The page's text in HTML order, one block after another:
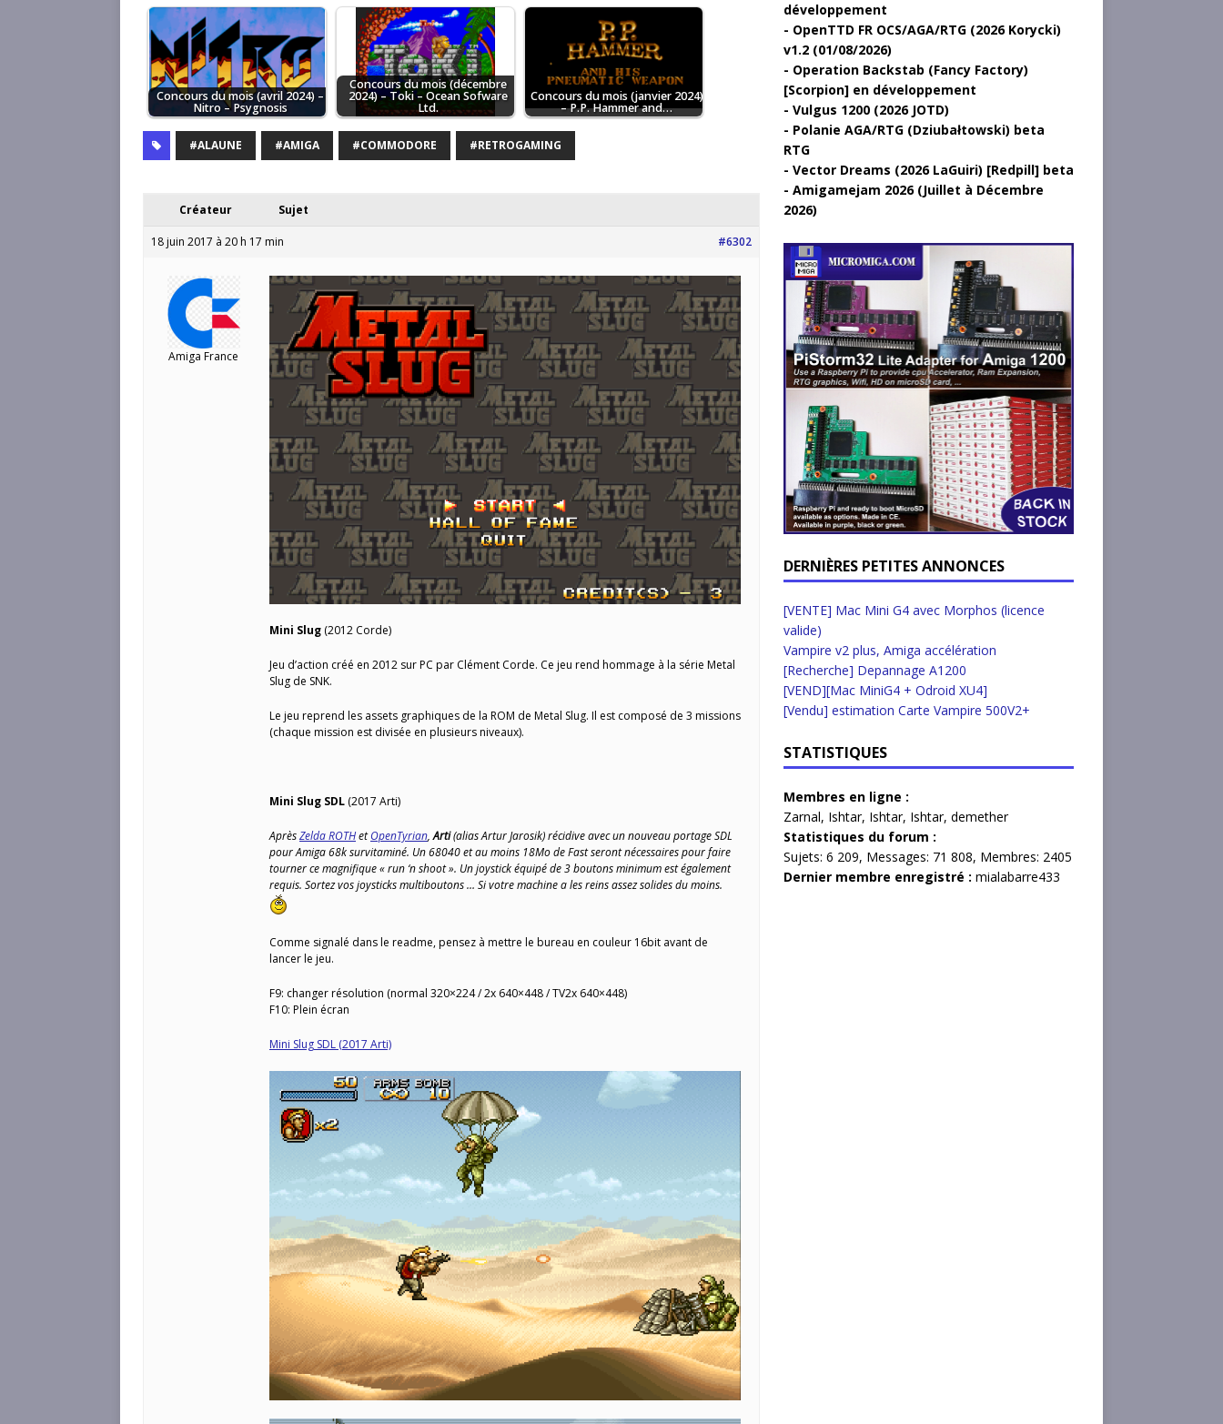
Concours du mois (avril 2024) –
Nitro – Psygnosis
Concours du mois (décembre
2024) – Toki – Ocean Sofware
Ltd.
Concours du mois (janvier 2024)
– P.P. Hammer and…
#ALAUNE #AMIGA #COMMODORE #RETROGAMING
Créateur Sujet
18 juin 2017 à 20 h 17 min #6302
Amiga France
Mini Slug (2012 Corde)
Jeu d’action créé en 2012 sur PC par Clément Corde. Ce jeu rend hommage à la série Metal
Slug de SNK.
Le jeu reprend les assets graphiques de la ROM de Metal Slug. Il est composé de 3 missions
(chaque mission est divisée en plusieurs niveaux).
Mini Slug SDL (2017 Arti)
AprèsZelda ROTHetOpenTyrian,Arti(alias Artur Jarosik) récidive avec un nouveau portage SDL
pour Amiga 68k survitaminé. Un68040 et au moins 18Mo de Fast seront nécessaires pour faire
tourner ce magnifique « run ‘n shoot ». Un joystick équipé de 3 boutons minimum est également
requis. Sortez vos joysticks multiboutons … Si votre machine a les reins assez solides du moins.
Comme signalé dans le readme, pensez à mettre le bureau en couleur 16bit avant de
lancer le jeu.
F9: changer résolution (normal 320×224 / 2x 640×448 / TV2x 640×448)
F10: Plein écran
Mini Slug SDL (2017 Arti)
développement
OpenTTD FR OCS/AGA/RTG (2026 Korycki)
v1.2 (01/08/2026)
Operation Backstab (Fancy Factory)
[Scorpion] en développement
Vulgus 1200 (2026 JOTD)
Polanie AGA/RTG (Dziubałtowski) beta
RTG
Vector Dreams (2026 LaGuiri) [Redpill] beta
Amigamejam 2026 (Juillet à Décembre
2026)
DERNIÈRES PETITES ANNONCES
[VENTE] Mac Mini G4 avec Morphos (licence
valide)
Vampire v2 plus, Amiga accélération
[Recherche] Depannage A1200
[VEND][Mac MiniG4 + Odroid XU4]
[Vendu] estimation Carte Vampire 500V2+
STATISTIQUES
Membres en ligne :
Zarnal, Ishtar, Ishtar, Ishtar, demether
Statistiques du forum :
Sujets: 6 209, Messages: 71 808, Membres: 2405
Dernier membre enregistré : mialabarre433